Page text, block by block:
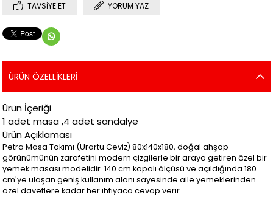
TAVSIYE ET YORUM YAZ
ÜRÜN ÖZELLIKLERI
Ürün İçeriği
1 adet masa ,4 adet sandalye
Ürün Açıklaması
Petra Masa Takımı (Urartu Ceviz) 80x140x180, doğal ahşap
görünümünün zarafetini modern çizgilerle bir araya getiren özel bir
yemek masası modelidir. 140 cm kapalı ölçüsü ve açıldığında 180
cm'ye ulaşan geniş kullanım alanı sayesinde aile yemeklerinden
özel davetlere kadar her ihtiyaca cevap verir.